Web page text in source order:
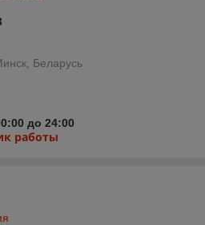
Беларусь
до 24:00
работы